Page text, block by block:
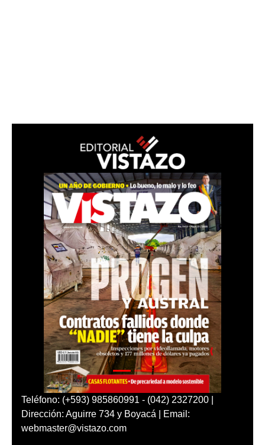
Teléfono: (+593) 985860991 - (042) 2327200 |
Dirección: Aguirre 734 y Boyacá | Email:
webmaster@vistazo.com